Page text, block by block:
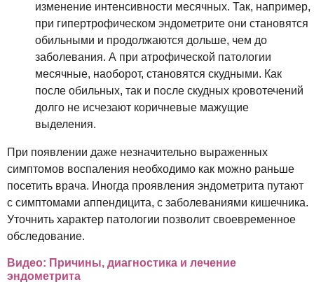
изменение интенсивности месячных. Так, например,
при гипертрофическом эндометрите они становятся
обильными и продолжаются дольше, чем до
заболевания. А при атрофической патологии
месячные, наоборот, становятся скудными. Как
после обильных, так и после скудных кровотечений
долго не исчезают коричневые мажущие
выделения.
При появлении даже незначительно выраженных
симптомов воспаления необходимо как можно раньше
посетить врача. Иногда проявления эндометрита путают
с симптомами аппендицита, с заболеваниями кишечника.
Уточнить характер патологии позволит своевременное
обследование.
Видео: Причины, диагностика и лечение
эндометрита